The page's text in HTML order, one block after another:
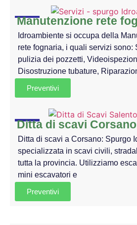
Manutenzione rete
Idroambiente si occupa della
rete fognaria, i quali servizi sono:
pulizia dei pozzetti,
Disostruzione tubature,
Preventivi
Ditta di scavi Corsano
Ditta di scavi a Corsano: Spurgo
specializzata in scavi civili,
tutta la provincia. Utilizziamo
mini escavatori e
Preventivi